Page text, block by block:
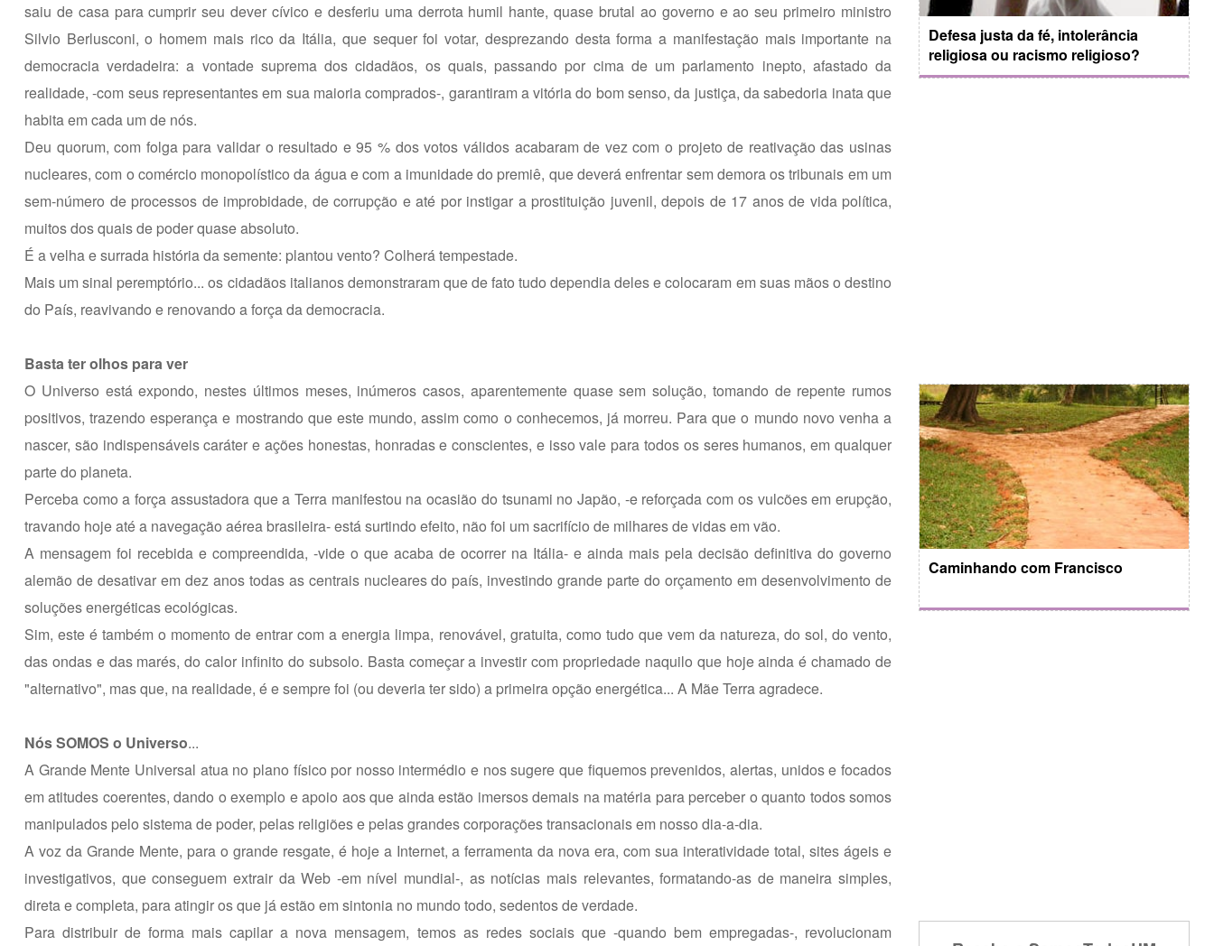
saiu de casa para cumprir seu dever cívico e desferiu uma derrota humil hante, quase brutal ao governo e ao seu primeiro ministro
Silvio Berlusconi, o homem mais rico da Itália, que sequer foi votar, desprezando desta forma a manifestação mais importante na
democracia verdadeira: a vontade suprema dos cidadãos, os quais, passando por cima de um parlamento inepto, afastado da
realidade, -com seus representantes em sua maioria comprados-, garantiram a vitória do bom senso, da justiça, da sabedoria inata que
habita em cada um de nós.
Deu quorum, com folga para validar o resultado e 95 % dos votos válidos acabaram de vez com o projeto de reativação das usinas
nucleares, com o comércio monopolístico da água e com a imunidade do premiê, que deverá enfrentar sem demora os tribunais em um
sem-número de processos de improbidade, de corrupção e até por instigar a prostituição juvenil, depois de 17 anos de vida política,
muitos dos quais de poder quase absoluto.
É a velha e surrada história da semente: plantou vento? Colherá tempestade.
Mais um sinal peremptório... os cidadãos italianos demonstraram que de fato tudo dependia deles e colocaram em suas mãos o destino
do País, reavivando e renovando a força da democracia.
Basta ter olhos para ver
O Universo está expondo, nestes últimos meses, inúmeros casos, aparentemente quase sem solução, tomando de repente rumos
positivos, trazendo esperança e mostrando que este mundo, assim como o conhecemos, já morreu. Para que o mundo novo venha a
nascer, são indispensáveis caráter e ações honestas, honradas e conscientes, e isso vale para todos os seres humanos, em qualquer
parte do planeta.
Perceba como a força assustadora que a Terra manifestou na ocasião do tsunami no Japão, -e reforçada com os vulcões em erupção,
travando hoje até a navegação aérea brasileira- está surtindo efeito, não foi um sacrifício de milhares de vidas em vão.
A mensagem foi recebida e compreendida, -vide o que acaba de ocorrer na Itália- e ainda mais pela decisão definitiva do governo
alemão de desativar em dez anos todas as centrais nucleares do país, investindo grande parte do orçamento em desenvolvimento de
soluções energéticas ecológicas.
Sim, este é também o momento de entrar com a energia limpa, renovável, gratuita, como tudo que vem da natureza, do sol, do vento,
das ondas e das marés, do calor infinito do subsolo. Basta começar a investir com propriedade naquilo que hoje ainda é chamado de
"alternativo", mas que, na realidade, é e sempre foi (ou deveria ter sido) a primeira opção energética... A Mãe Terra agradece.
Nós SOMOS o Universo...
A Grande Mente Universal atua no plano físico por nosso intermédio e nos sugere que fiquemos prevenidos, alertas, unidos e focados
em atitudes coerentes, dando o exemplo e apoio aos que ainda estão imersos demais na matéria para perceber o quanto todos somos
manipulados pelo sistema de poder, pelas religiões e pelas grandes corporações transacionais em nosso dia-a-dia.
A voz da Grande Mente, para o grande resgate, é hoje a Internet, a ferramenta da nova era, com sua interatividade total, sites ágeis e
investigativos, que conseguem extrair da Web -em nível mundial-, as notícias mais relevantes, formatando-as de maneira simples,
direta e completa, para atingir os que já estão em sintonia no mundo todo, sedentos de verdade.
Para distribuir de forma mais capilar a nova mensagem, temos as redes sociais que -quando bem empregadas-, revolucionam
Defesa justa da fé, intolerância
religiosa ou racismo religioso?
Caminhando com Francisco